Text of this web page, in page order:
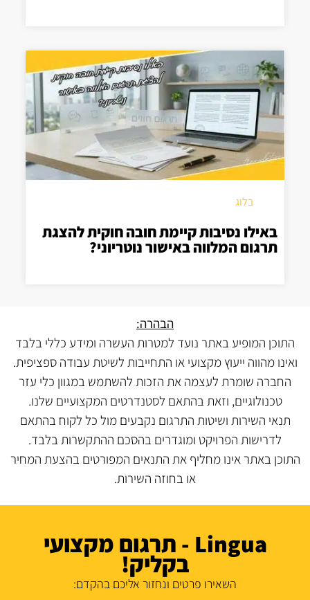
בלוג
באילו נסיבות קיימת חובה חוקית להצגת
תרגום המלווה באישור נוטריוני?
הבהרה:
התוכן המופיע באתר נועד למטרות העשרה ומידע כללי בלבד
ואינו מהווה ייעוץ מקצועי או התחייבות לשיטת עבודה ספציפית.
החברה שומרת לעצמה את הזכות להשתמש במגוון כלי עזר
טכנולוגיים, וזאת בהתאם לסטנדרטים המקצועיים שלנו.
תנאי השירות ושיטות התרגום נקבעים מול כל לקוח בהתאם
לדרישות הפרויקט ומוגדרים בהסכם ההתקשרות בלבד.
התוכן באתר אינו מחליף את התנאים המפורטים בהצעת המחיר
או בחוזה השירות.
Lingua - תרגום מקצועי
בקליק!
השאירו פרטים ונחזור אליכם בהקדם: